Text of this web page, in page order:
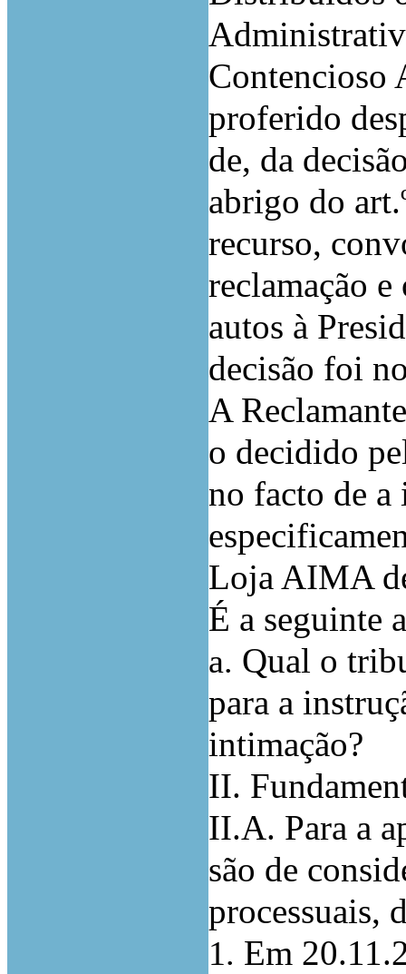
Contencioso
proferido
de, da
abrigo do
recurso,
reclamação e
autos à
decisão foi
A
o decidido
no facto de a
Loja AIMA
É a seguinte
a. Qual o
para a
intimação?
II.
II.A. Para a
são de
processuais,
1. Em